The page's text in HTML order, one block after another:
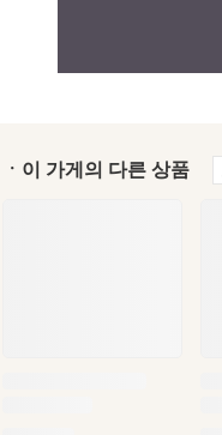
ㆍ이 가게의 다른 상품